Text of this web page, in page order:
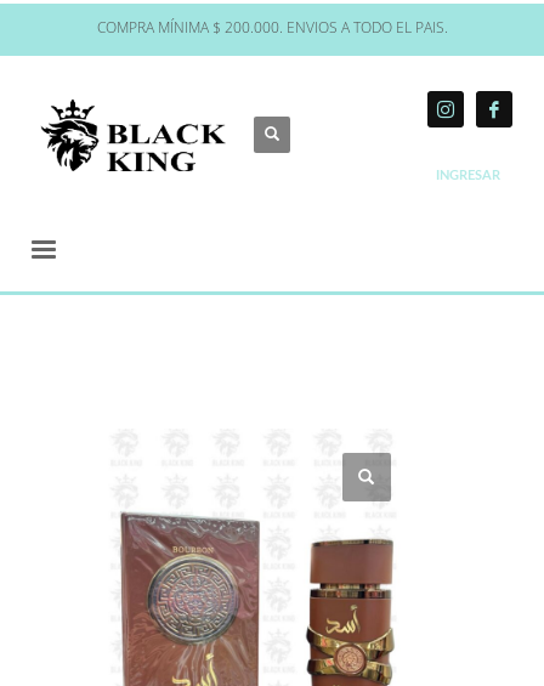
COMPRA MÍNIMA $ 200.000. ENVIOS A TODO EL PAIS.
INGRESAR